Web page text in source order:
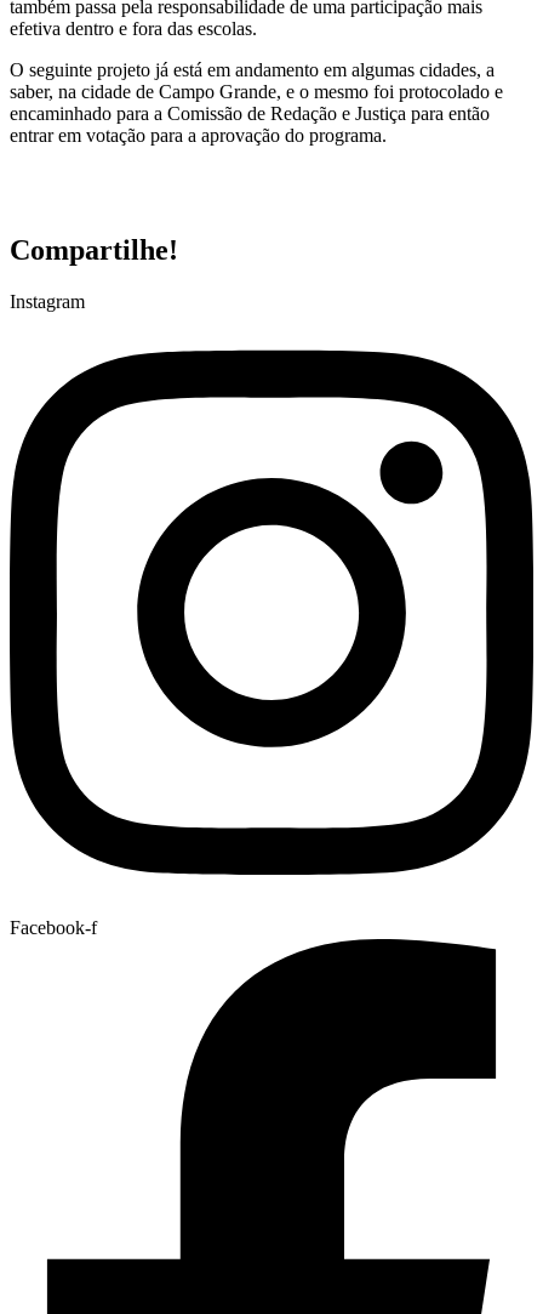
também passa pela responsabilidade de uma participação mais
efetiva dentro e fora das escolas.
O seguinte projeto já está em andamento em algumas cidades, a
saber, na cidade de Campo Grande, e o mesmo foi protocolado e
encaminhado para a Comissão de Redação e Justiça para então
entrar em votação para a aprovação do programa.
Compartilhe!
Instagram
Facebook-f